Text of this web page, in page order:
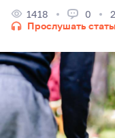
1418 0
Прослушать